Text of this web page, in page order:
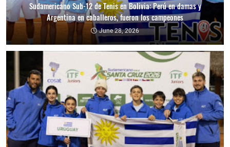
Sudamericano Sub-12 de Tenis en Bolivia: Perú en damas y
Argentina en caballeros, fueron los campeones
June 28, 2026